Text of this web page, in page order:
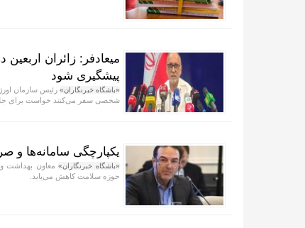
میعادفر: زائران
پیشگیری شود
«باشگاه خبرنگاران» رئیس سازمان
شخصی سفر می‌کنند خواست برای
یکپارچگی سامانه‌ها و
«باشگاه خبرنگاران»معاون بهداشت
حوزه سلامت کاهش می‌یابد.